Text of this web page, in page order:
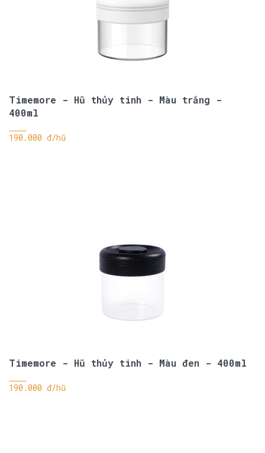
Timemore - Hũ thủy tinh - Màu trắng -
400ml
190.000 đ/hũ
Timemore - Hũ thủy tinh - Màu đen - 400ml
190.000 đ/hũ